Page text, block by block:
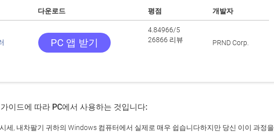
다운로드 평점 개발자
PC 앱 받기
4.84966/5
26866 리뷰
PRND Corp.
이드에 따라 PC에서 사용하는 것입니다:
세, 내차팔기 귀하의 Windows 컴퓨터에서 실제로 매우 쉽습니다하지만 당신 이이 과정을